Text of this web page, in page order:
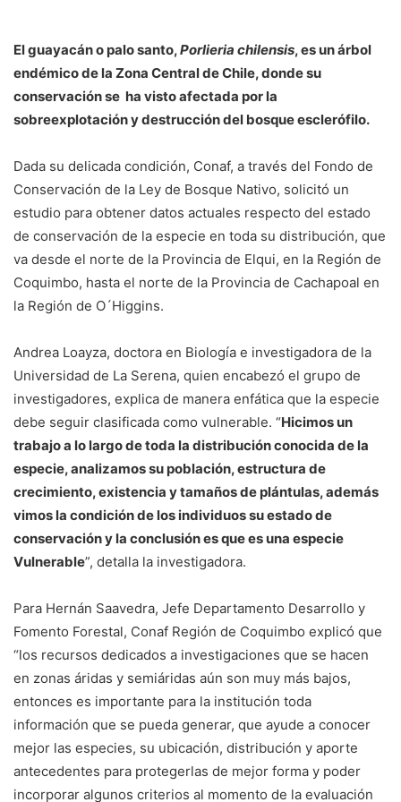
El guayacán o palo santo,Porlieria chilensis, es un árbol
endémico de la Zona Central de Chile, donde su
conservación se ha visto afectada por la
sobreexplotación y destrucción del bosque esclerófilo.
Dada su delicada condición, Conaf, a través del Fondo de
Conservación de la Ley de Bosque Nativo, solicitó un
estudio para obtener datos actuales respecto del estado
de conservación de la especie en toda su distribución, que
va desde el norte de la Provincia de Elqui, en la Región de
Coquimbo, hasta el norte de la Provincia de Cachapoal en
la Región de O´Higgins.
Andrea Loayza, doctora en Biología e investigadora de la
Universidad de La Serena, quien encabezó el grupo de
investigadores, explica de manera enfática que la especie
debe seguir clasificada como vulnerable. “Hicimos un
trabajo a lo largo de toda la distribución conocida de la
especie, analizamos su población, estructura de
crecimiento, existencia y tamaños de plántulas, además
vimos la condición de los individuos su estado de
conservación y la conclusión es que es una especie
Vulnerable”, detalla la investigadora.
Para Hernán Saavedra, Jefe Departamento Desarrollo y
Fomento Forestal, Conaf Región de Coquimbo explicó que
“los recursos dedicados a investigaciones que se hacen
en zonas áridas y semiáridas aún son muy más bajos,
entonces es importante para la institución toda
información que se pueda generar, que ayude a conocer
mejor las especies, su ubicación, distribución y aporte
antecedentes para protegerlas de mejor forma y poder
incorporar algunos criterios al momento de la evaluación